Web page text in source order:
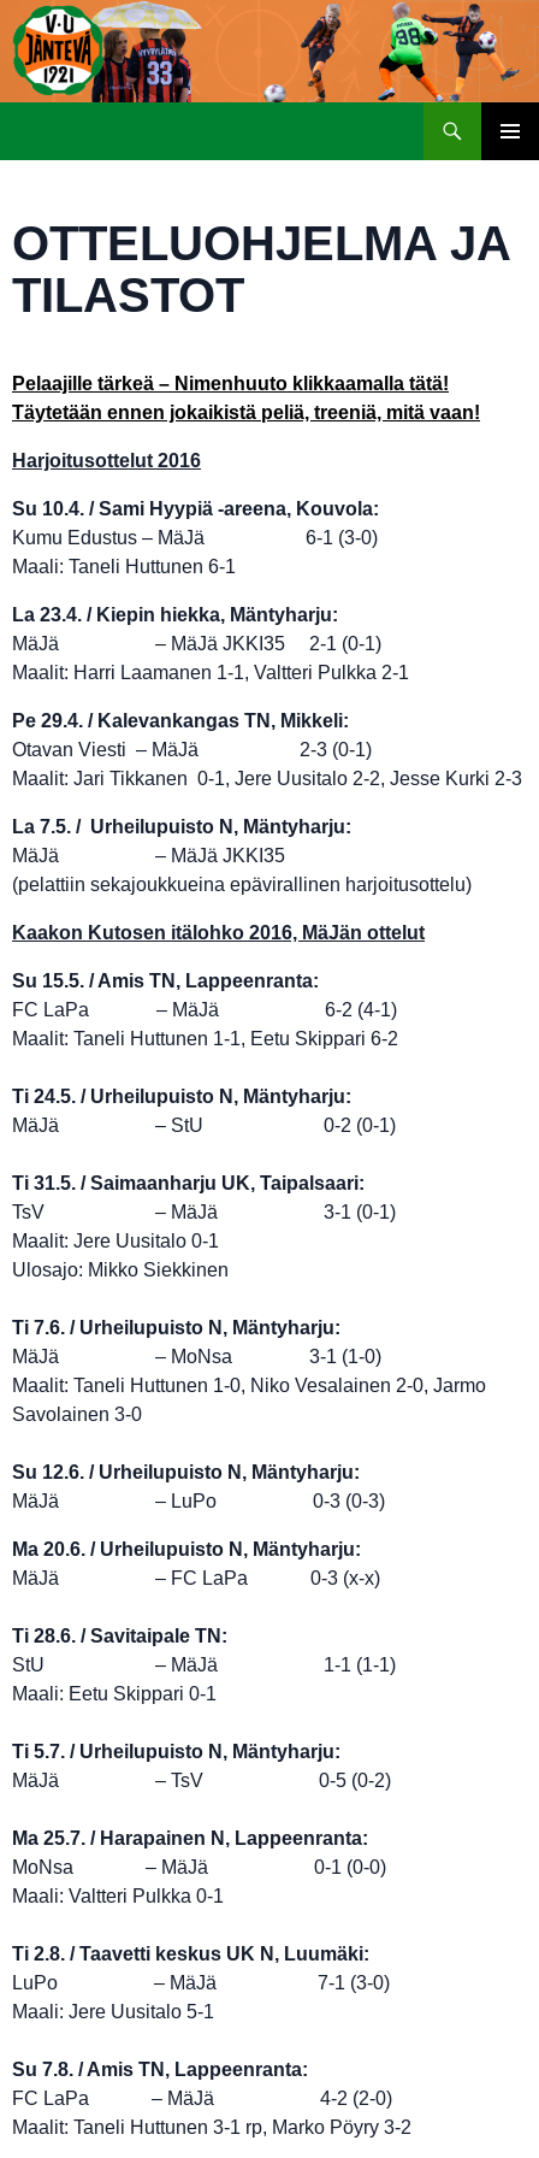
OTTELUOHJELMA JA
TILASTOT
Pelaajille tärkeä – Nimenhuuto klikkaamalla tätä!
Täytetään ennen jokaikistä peliä, treeniä, mitä vaan!
Harjoitusottelut 2016
Su 10.4. / Sami Hyypiä -areena, Kouvola:
Kumu Edustus – MäJä 6-1 (3-0)
Maali: Taneli Huttunen 6-1
La 23.4. / Kiepin hiekka, Mäntyharju:
MäJä – MäJä JKKI35 2-1 (0-1)
Maalit: Harri Laamanen 1-1, Valtteri Pulkka 2-1
Pe 29.4. / Kalevankangas TN, Mikkeli:
Otavan Viesti – MäJä 2-3 (0-1)
Maalit: Jari Tikkanen 0-1, Jere Uusitalo 2-2, Jesse Kurki 2-3
La 7.5. / Urheilupuisto N, Mäntyharju:
MäJä – MäJä JKKI35
(pelattiin sekajoukkueina epävirallinen harjoitusottelu)
Kaakon Kutosen itälohko 2016, MäJän ottelut
Su 15.5. / Amis TN, Lappeenranta:
FC LaPa – MäJä 6-2 (4-1)
Maalit: Taneli Huttunen 1-1, Eetu Skippari 6-2
Ti 24.5. / Urheilupuisto N, Mäntyharju:
MäJä – StU 0-2 (0-1)
Ti 31.5. / Saimaanharju UK, Taipalsaari:
TsV – MäJä 3-1 (0-1)
Maalit: Jere Uusitalo 0-1
Ulosajo: Mikko Siekkinen
Ti 7.6. / Urheilupuisto N, Mäntyharju:
MäJä – MoNsa 3-1 (1-0)
Maalit: Taneli Huttunen 1-0, Niko Vesalainen 2-0, Jarmo
Savolainen 3-0
Su 12.6. / Urheilupuisto N, Mäntyharju:
MäJä – LuPo 0-3 (0-3)
Ma 20.6. / Urheilupuisto N, Mäntyharju:
MäJä – FC LaPa 0-3 (x-x)
Ti 28.6. / Savitaipale TN:
StU – MäJä 1-1 (1-1)
Maali: Eetu Skippari 0-1
Ti 5.7. / Urheilupuisto N, Mäntyharju:
MäJä – TsV 0-5 (0-2)
Ma 25.7. / Harapainen N, Lappeenranta:
MoNsa – MäJä 0-1 (0-0)
Maali: Valtteri Pulkka 0-1
Ti 2.8. / Taavetti keskus UK N, Luumäki:
LuPo – MäJä 7-1 (3-0)
Maali: Jere Uusitalo 5-1
Su 7.8. / Amis TN, Lappeenranta:
FC LaPa – MäJä 4-2 (2-0)
Maalit: Taneli Huttunen 3-1 rp, Marko Pöyry 3-2